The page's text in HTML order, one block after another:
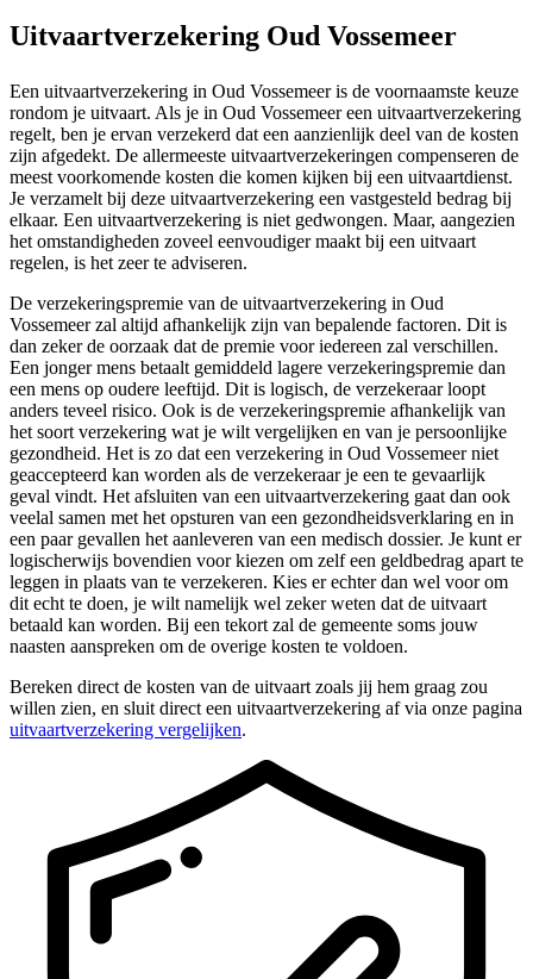
Uitvaartverzekering Oud Vossemeer
Een uitvaartverzekering in Oud Vossemeer is de voornaamste keuze
rondom je uitvaart. Als je in Oud Vossemeer een uitvaartverzekering
regelt, ben je ervan verzekerd dat een aanzienlijk deel van de kosten
zijn afgedekt. De allermeeste uitvaartverzekeringen compenseren de
meest voorkomende kosten die komen kijken bij een uitvaartdienst.
Je verzamelt bij deze uitvaartverzekering een vastgesteld bedrag bij
elkaar. Een uitvaartverzekering is niet gedwongen. Maar, aangezien
het omstandigheden zoveel eenvoudiger maakt bij een uitvaart
regelen, is het zeer te adviseren.
De verzekeringspremie van de uitvaartverzekering in Oud
Vossemeer zal altijd afhankelijk zijn van bepalende factoren. Dit is
dan zeker de oorzaak dat de premie voor iedereen zal verschillen.
Een jonger mens betaalt gemiddeld lagere verzekeringspremie dan
een mens op oudere leeftijd. Dit is logisch, de verzekeraar loopt
anders teveel risico. Ook is de verzekeringspremie afhankelijk van
het soort verzekering wat je wilt vergelijken en van je persoonlijke
gezondheid. Het is zo dat een verzekering in Oud Vossemeer niet
geaccepteerd kan worden als de verzekeraar je een te gevaarlijk
geval vindt. Het afsluiten van een uitvaartverzekering gaat dan ook
veelal samen met het opsturen van een gezondheidsverklaring en in
een paar gevallen het aanleveren van een medisch dossier. Je kunt er
logischerwijs bovendien voor kiezen om zelf een geldbedrag apart te
leggen in plaats van te verzekeren. Kies er echter dan wel voor om
dit echt te doen, je wilt namelijk wel zeker weten dat de uitvaart
betaald kan worden. Bij een tekort zal de gemeente soms jouw
naasten aanspreken om de overige kosten te voldoen.
Bereken direct de kosten van de uitvaart zoals jij hem graag zou
willen zien, en sluit direct een uitvaartverzekering af via onze pagina
uitvaartverzekering vergelijken.